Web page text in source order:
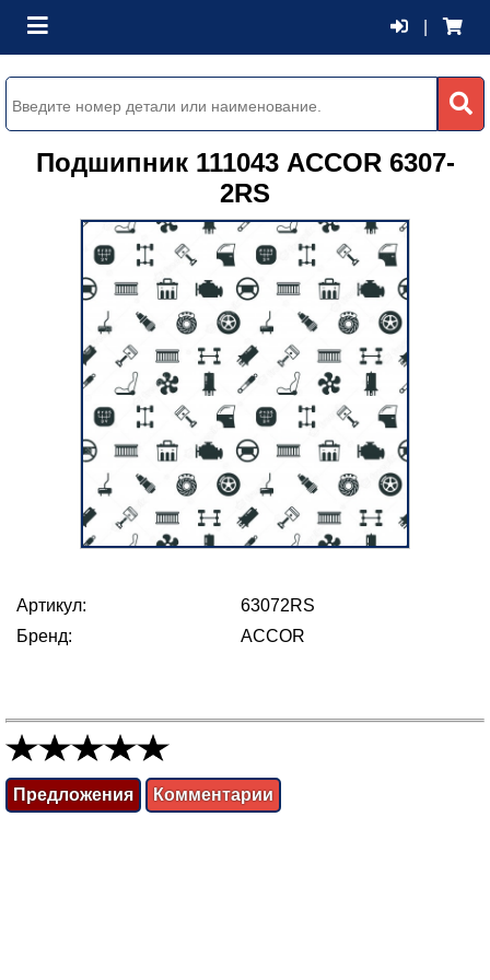
Подшипник 111043 ACCOR 6307-
2RS
Артикул:
63072RS
Бренд:
ACCOR
Предложения Комментарии